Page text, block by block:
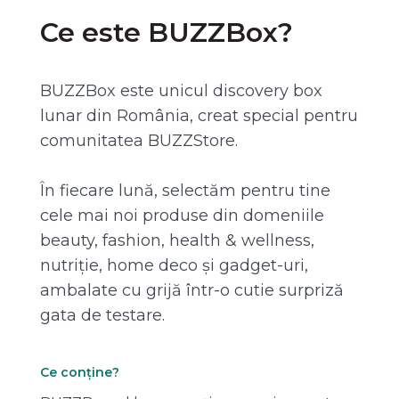
Ce este BUZZBox?
BUZZBox este unicul discovery box
lunar din România, creat special pentru
comunitatea BUZZStore.
În fiecare lună, selectăm pentru tine
cele mai noi produse din domeniile
beauty, fashion, health & wellness,
nutriție, home deco și gadget-uri,
ambalate cu grijă într-o cutie surpriză
gata de testare.
Ce conține?